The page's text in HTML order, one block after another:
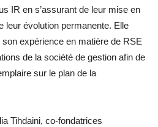
IR en s’assurant de leur mise en
leur évolution permanente. Elle
expérience en matière de RSE
de la société de gestion afin de
sur le plan de la
Tihdaini, co-fondatrices